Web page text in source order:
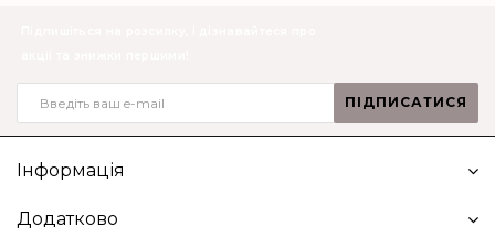
ПІДПИСАТИСЯ
Інформація
Додатково